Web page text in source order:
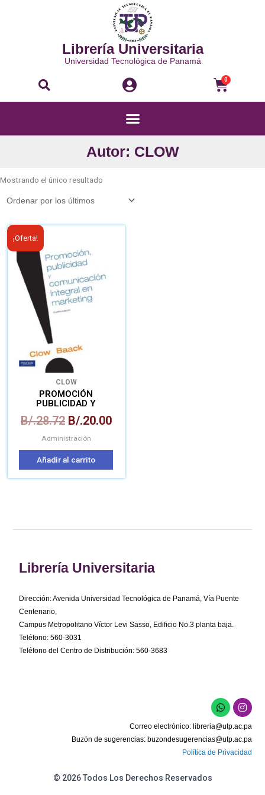
Librería Universitaria
Universidad Tecnológica de Panamá
Buscar 0
Menú
Autor: CLOW
Mostrando el único resultado
¡Oferta!
CLOW
PROMOCIÓN
PUBLICIDAD Y
MARKETING
B/.28.72
precio
original
era:
B/.28.72.
B/.20.00
Administración
Añadir al carrito
Librería Universitaria
Dirección: Avenida Universidad Tecnológica de Panamá, Vía Puente
Centenario,
Campus Metropolitano Víctor Levi Sasso, Edificio No.3 planta baja.
Teléfono: 560-3031
Teléfono del Centro de Distribución: 560-3683
W
h
a
t
s
a
p
I
n
s
t
a
g
r
Correo electrónico: libreria@utp.ac.pa
Buzón de sugerencias: buzondesugerencias@utp.ac.pa
Política de Privacidad
© 2026 Todos Los Derechos Reservados